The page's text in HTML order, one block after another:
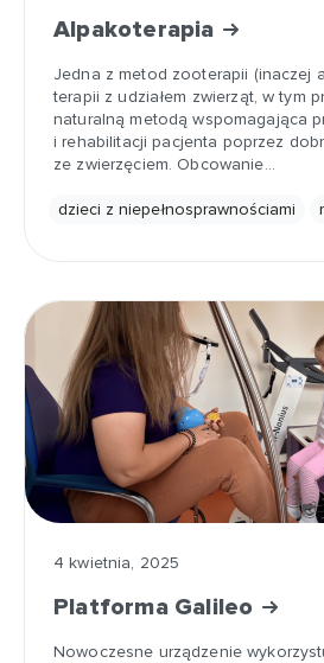
Alpakoterapia
Jedna z metod zooterapii (inaczej
terapii z udziałem zwierząt, w tym
naturalną metodą wspomagająca
i rehabilitacji pacjenta poprzez
ze zwierzęciem. Obcowanie…
dzieci z niepełnosprawnościami
4 kwietnia, 2025
Platforma Galileo
Nowoczesne urządzenie